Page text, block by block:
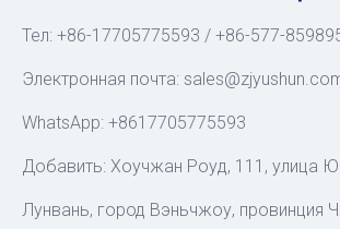
Тел: +86-17705775593 / +86-577-
Электронная почта:
WhatsApp: +8617705775593
Добавить: Хоучжан Роуд, 111, улица
Лунвань, город Вэньчжоу, провинция